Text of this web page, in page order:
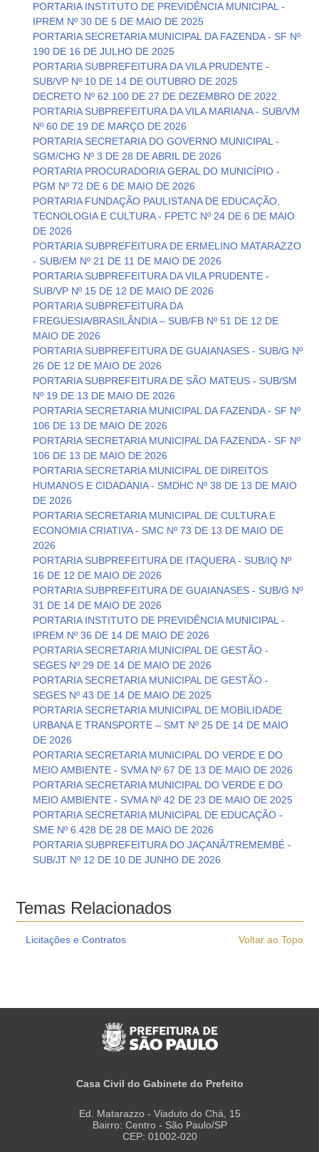
PORTARIA INSTITUTO DE PREVIDÊNCIA MUNICIPAL -
IPREM Nº 30 DE 5 DE MAIO DE 2025
PORTARIA SECRETARIA MUNICIPAL DA FAZENDA - SF Nº
190 DE 16 DE JULHO DE 2025
PORTARIA SUBPREFEITURA DA VILA PRUDENTE -
SUB/VP Nº 10 DE 14 DE OUTUBRO DE 2025
DECRETO Nº 62.100 DE 27 DE DEZEMBRO DE 2022
PORTARIA SUBPREFEITURA DA VILA MARIANA - SUB/VM
Nº 60 DE 19 DE MARÇO DE 2026
PORTARIA SECRETARIA DO GOVERNO MUNICIPAL -
SGM/CHG Nº 3 DE 28 DE ABRIL DE 2026
PORTARIA PROCURADORIA GERAL DO MUNICÍPIO -
PGM Nº 72 DE 6 DE MAIO DE 2026
PORTARIA FUNDAÇÃO PAULISTANA DE EDUCAÇÃO,
TECNOLOGIA E CULTURA - FPETC Nº 24 DE 6 DE MAIO
DE 2026
PORTARIA SUBPREFEITURA DE ERMELINO MATARAZZO
- SUB/EM Nº 21 DE 11 DE MAIO DE 2026
PORTARIA SUBPREFEITURA DA VILA PRUDENTE -
SUB/VP Nº 15 DE 12 DE MAIO DE 2026
PORTARIA SUBPREFEITURA DA
FREGUESIA/BRASILÂNDIA – SUB/FB Nº 51 DE 12 DE
MAIO DE 2026
PORTARIA SUBPREFEITURA DE GUAIANASES - SUB/G Nº
26 DE 12 DE MAIO DE 2026
PORTARIA SUBPREFEITURA DE SÃO MATEUS - SUB/SM
Nº 19 DE 13 DE MAIO DE 2026
PORTARIA SECRETARIA MUNICIPAL DA FAZENDA - SF Nº
106 DE 13 DE MAIO DE 2026
PORTARIA SECRETARIA MUNICIPAL DA FAZENDA - SF Nº
106 DE 13 DE MAIO DE 2026
PORTARIA SECRETARIA MUNICIPAL DE DIREITOS
HUMANOS E CIDADANIA - SMDHC Nº 38 DE 13 DE MAIO
DE 2026
PORTARIA SECRETARIA MUNICIPAL DE CULTURA E
ECONOMIA CRIATIVA - SMC Nº 73 DE 13 DE MAIO DE
2026
PORTARIA SUBPREFEITURA DE ITAQUERA - SUB/IQ Nº
16 DE 12 DE MAIO DE 2026
PORTARIA SUBPREFEITURA DE GUAIANASES - SUB/G Nº
31 DE 14 DE MAIO DE 2026
PORTARIA INSTITUTO DE PREVIDÊNCIA MUNICIPAL -
IPREM Nº 36 DE 14 DE MAIO DE 2026
PORTARIA SECRETARIA MUNICIPAL DE GESTÃO -
SEGES Nº 29 DE 14 DE MAIO DE 2026
PORTARIA SECRETARIA MUNICIPAL DE GESTÃO -
SEGES Nº 43 DE 14 DE MAIO DE 2025
PORTARIA SECRETARIA MUNICIPAL DE MOBILIDADE
URBANA E TRANSPORTE – SMT Nº 25 DE 14 DE MAIO
DE 2026
PORTARIA SECRETARIA MUNICIPAL DO VERDE E DO
MEIO AMBIENTE - SVMA Nº 67 DE 13 DE MAIO DE 2026
PORTARIA SECRETARIA MUNICIPAL DO VERDE E DO
MEIO AMBIENTE - SVMA Nº 42 DE 23 DE MAIO DE 2025
PORTARIA SECRETARIA MUNICIPAL DE EDUCAÇÃO -
SME Nº 6.428 DE 28 DE MAIO DE 2026
PORTARIA SUBPREFEITURA DO JAÇANÃ/TREMEMBÉ -
SUB/JT Nº 12 DE 10 DE JUNHO DE 2026
Temas Relacionados
Voltar ao Topo
Licitações e Contratos
Casa Civil do Gabinete do Prefeito
Ed. Matarazzo - Viaduto do Chá, 15
Bairro: Centro - São Paulo/SP
CEP: 01002-020